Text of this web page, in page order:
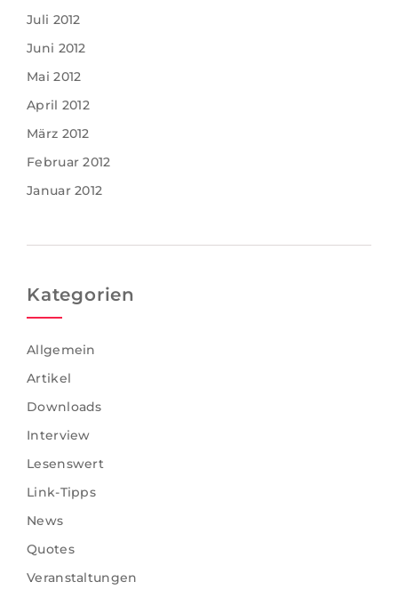
Juli 2012
Juni 2012
Mai 2012
April 2012
März 2012
Februar 2012
Januar 2012
Kategorien
Allgemein
Artikel
Downloads
Interview
Lesenswert
Link-Tipps
News
Quotes
Veranstaltungen